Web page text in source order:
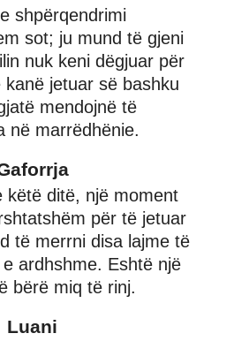
shpërqendrimi
sot; ju mund të gjeni
nuk keni dëgjuar për
kanë jetuar së bashku
mendojnë të
në marrëdhënie.
këtë ditë, një moment
për të jetuar
të merrni disa lajme të
ardhshme. Eshtë një
bërë miq të rinj.
Luani